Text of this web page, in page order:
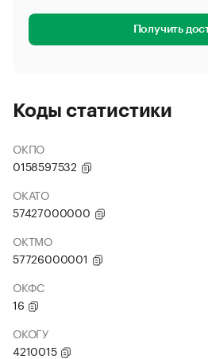
Получить
Коды статистики
ОКПО
0158597532
ОКАТО
57427000000
ОКТМО
57726000001
ОКФС
16
ОКОГУ
4210015